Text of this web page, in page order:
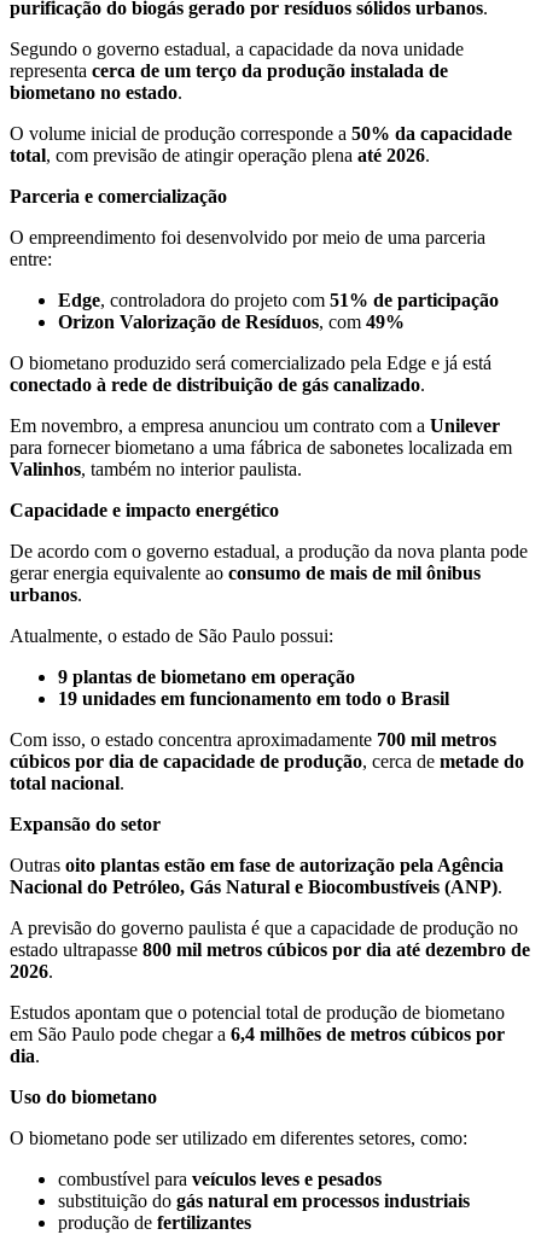
purificação do biogás gerado por resíduos sólidos urbanos.
Segundo o governo estadual, a capacidade da nova unidade
representa cerca de um terço da produção instalada de
biometano no estado.
O volume inicial de produção corresponde a 50% da capacidade
total, com previsão de atingir operação plena até 2026.
Parceria e comercialização
O empreendimento foi desenvolvido por meio de uma parceria
entre:
Edge, controladora do projeto com 51% de participação
Orizon Valorização de Resíduos, com 49%
O biometano produzido será comercializado pela Edge e já está
conectado à rede de distribuição de gás canalizado.
Em novembro, a empresa anunciou um contrato com a Unilever
para fornecer biometano a uma fábrica de sabonetes localizada em
Valinhos, também no interior paulista.
Capacidade e impacto energético
De acordo com o governo estadual, a produção da nova planta pode
gerar energia equivalente ao consumo de mais de mil ônibus
urbanos.
Atualmente, o estado de São Paulo possui:
9 plantas de biometano em operação
19 unidades em funcionamento em todo o Brasil
Com isso, o estado concentra aproximadamente 700 mil metros
cúbicos por dia de capacidade de produção, cerca de metade do
total nacional.
Expansão do setor
Outras oito plantas estão em fase de autorização pela Agência
Nacional do Petróleo, Gás Natural e Biocombustíveis (ANP).
A previsão do governo paulista é que a capacidade de produção no
estado ultrapasse 800 mil metros cúbicos por dia até dezembro de
2026.
Estudos apontam que o potencial total de produção de biometano
em São Paulo pode chegar a 6,4 milhões de metros cúbicos por
dia.
Uso do biometano
O biometano pode ser utilizado em diferentes setores, como:
combustível para veículos leves e pesados
substituição do gás natural em processos industriais
produção de fertilizantes